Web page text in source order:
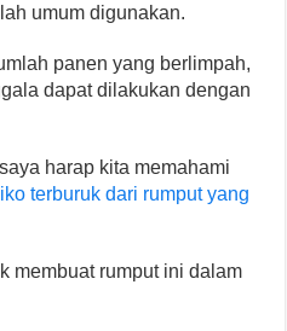
umum digunakan.
panen yang berlimpah,
dapat dilakukan dengan
harap kita memahami
terburuk dari rumput yang
membuat rumput ini dalam